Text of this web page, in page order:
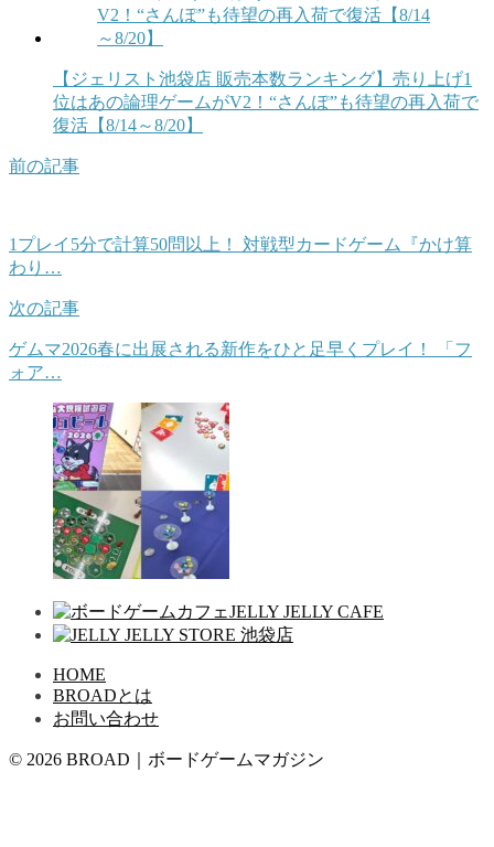
【ジェリスト池袋店 販売本数ランキング】売り上げ1
位はあの論理ゲームがV2！“さんぽ”も待望の再入荷で
復活【8/14～8/20】
前の記事
1プレイ5分で計算50問以上！ 対戦型カードゲーム『かけ算
わり…
次の記事
ゲムマ2026春に出展される新作をひと足早くプレイ！ 「フ
ォア…
HOME
BROADとは
お問い合わせ
© 2026 BROAD｜ボードゲームマガジン